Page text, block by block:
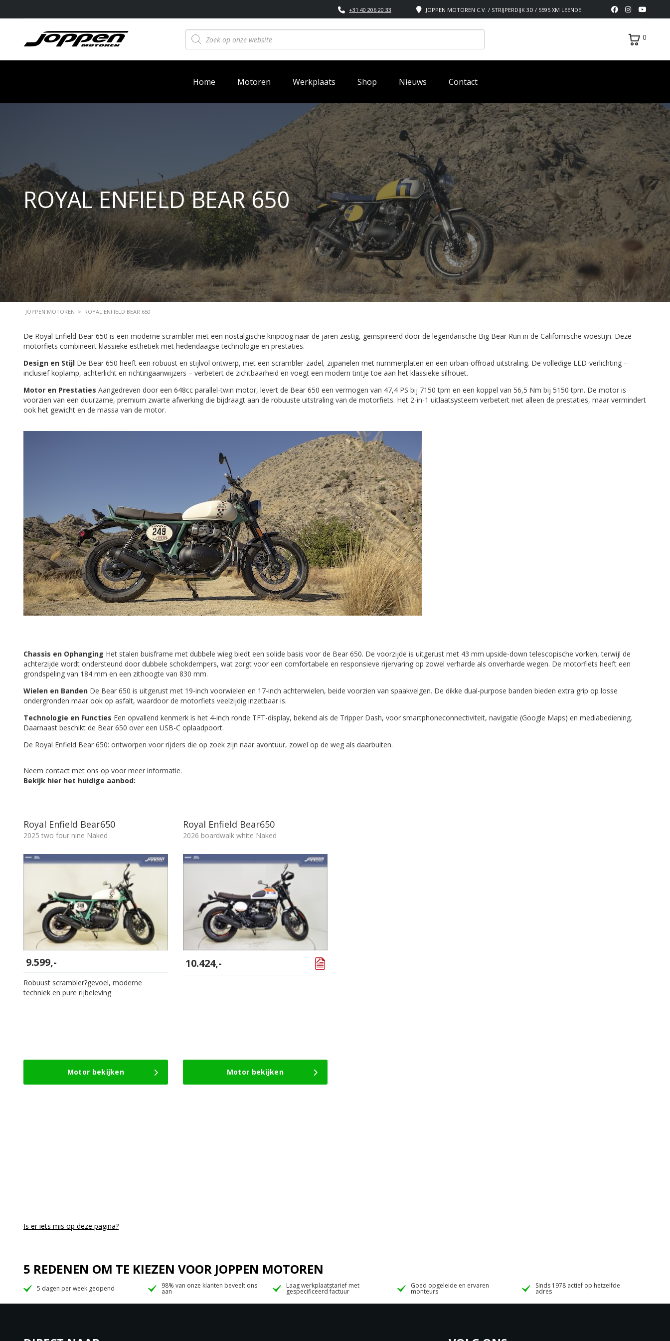
JOPPEN MOTOREN C.V. / STRIJPERDIJK 3D / 5595 XM LEENDE
+31 40 206 20 33
Producten
zoeken 0
Home Motoren Werkplaats Shop Nieuws Contact
ROYAL ENFIELD BEAR 650
JOPPEN MOTOREN > ROYAL ENFIELD BEAR 650
De Royal Enfield Bear 650 is een moderne scrambler met een nostalgische knipoog naar de jaren zestig, geïnspireerd door de legendarische Big Bear Run in de Californische woestijn. Deze
motorfiets combineert klassieke esthetiek met hedendaagse technologie en prestaties.
Design en Stijl De Bear 650 heeft een robuust en stijlvol ontwerp, met een scrambler-zadel, zijpanelen met nummerplaten en een urban-offroad uitstraling. De volledige LED-verlichting –
inclusief koplamp, achterlicht en richtingaanwijzers – verbetert de zichtbaarheid en voegt een modern tintje toe aan het klassieke silhouet.
Motor en Prestaties Aangedreven door een 648cc parallel-twin motor, levert de Bear 650 een vermogen van 47,4 PS bij 7150 tpm en een koppel van 56,5 Nm bij 5150 tpm. De motor is
voorzien van een duurzame, premium zwarte afwerking die bijdraagt aan de robuuste uitstraling van de motorfiets. Het 2-in-1 uitlaatsysteem verbetert niet alleen de prestaties, maar vermindert
ook het gewicht en de massa van de motor.
Chassis en Ophanging Het stalen buisframe met dubbele wieg biedt een solide basis voor de Bear 650. De voorzijde is uitgerust met 43 mm upside-down telescopische vorken, terwijl de
achterzijde wordt ondersteund door dubbele schokdempers, wat zorgt voor een comfortabele en responsieve rijervaring op zowel verharde als onverharde wegen. De motorfiets heeft een
grondspeling van 184 mm en een zithoogte van 830 mm.
Wielen en Banden De Bear 650 is uitgerust met 19-inch voorwielen en 17-inch achterwielen, beide voorzien van spaakvelgen. De dikke dual-purpose banden bieden extra grip op losse
ondergronden maar ook op asfalt, waardoor de motorfiets veelzijdig inzetbaar is.
Technologie en Functies Een opvallend kenmerk is het 4-inch ronde TFT-display, bekend als de Tripper Dash, voor smartphoneconnectiviteit, navigatie (Google Maps) en mediabediening.
Daarnaast beschikt de Bear 650 over een USB-C oplaadpoort.
De Royal Enfield Bear 650: ontworpen voor rijders die op zoek zijn naar avontuur, zowel op de weg als daarbuiten.
Neem contact met ons op voor meer informatie.
Bekijk hier het huidige aanbod:
Royal Enfield Bear650
2025 two four nine Naked
9.599,-
Robuust scrambler?gevoel, moderne
techniek en pure rijbeleving
Motor bekijken
Royal Enfield Bear650
2026 boardwalk white Naked
10.424,-
Motor bekijken
Is er iets mis op deze pagina?
5 REDENEN OM TE KIEZEN VOOR JOPPEN MOTOREN
5 dagen per week geopend 98% van onze klanten beveelt ons
aan
Laag werkplaatstarief met
gespecificeerd factuur
Goed opgeleide en ervaren
monteurs
Sinds 1978 actief op hetzelfde
adres